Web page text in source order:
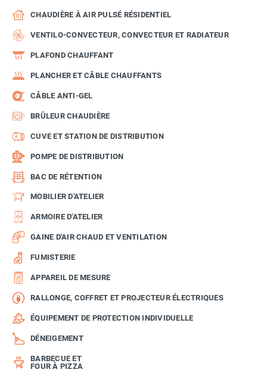
CHAUDIÈRE À AIR PULSÉ RÉSIDENTIEL
VENTILO-CONVECTEUR, CONVECTEUR ET RADIATEUR
PLAFOND CHAUFFANT
PLANCHER ET CÂBLE CHAUFFANTS
CÂBLE ANTI-GEL
BRÛLEUR CHAUDIÈRE
CUVE ET STATION DE DISTRIBUTION
POMPE DE DISTRIBUTION
BAC DE RÉTENTION
MOBILIER D'ATELIER
ARMOIRE D'ATELIER
GAINE D'AIR CHAUD ET VENTILATION
FUMISTERIE
APPAREIL DE MESURE
RALLONGE, COFFRET ET PROJECTEUR ÉLECTRIQUES
ÉQUIPEMENT DE PROTECTION INDIVIDUELLE
DÉNEIGEMENT
BARBECUE ET
FOUR À PIZZA